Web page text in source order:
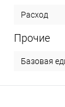
Расход
Прочие
Базовая